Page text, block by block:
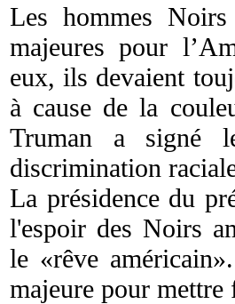
Les hommes
majeures pour
eux, ils devaient
à cause de la
Truman a signé
discrimination
La présidence du
l'espoir des Noirs
le «rêve
majeure pour